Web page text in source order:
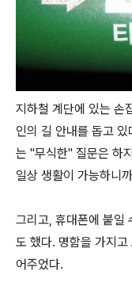
지하철 계단에 있는 손
인의 길 안내를 돕고
는 "무식한" 질문은 하
일상 생활이 가능하니
그리고, 휴대폰에 붙일
도 했다. 명함을 가지
어주었다.